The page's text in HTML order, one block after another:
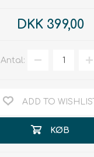
DKK 399,00
Antal:
ADD TO WISHLIST
KØB